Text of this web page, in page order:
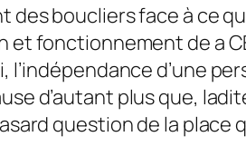
des boucliers face à ce
fonctionnement de a
l’indépendance d’une
d’autant plus que,
question de la place